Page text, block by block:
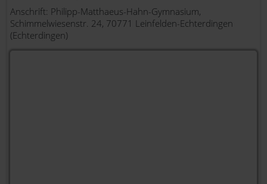
Anschrift: Philipp-Matthaeus-Hahn-Gymnasium,
Schimmelwiesenstr. 24, 70771 Leinfelden-Echterdingen
(Echterdingen)